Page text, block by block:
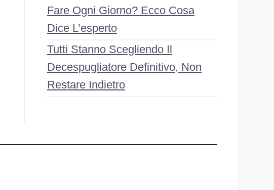
Fare Ogni Giorno? Ecco Cosa
Dice L’esperto
Tutti Stanno Scegliendo Il
Decespugliatore Definitivo, Non
Restare Indietro